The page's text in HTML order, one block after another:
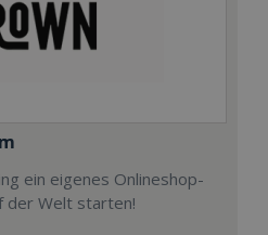
ein eigenes Onlineshop-
der Welt starten!